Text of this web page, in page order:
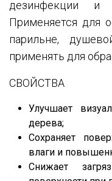
дезинфекции и
Применяется для
парильне,
применять для
СВОЙСТВА
Улучшает
дерева;
Сохраняет
влаги и
Снижает